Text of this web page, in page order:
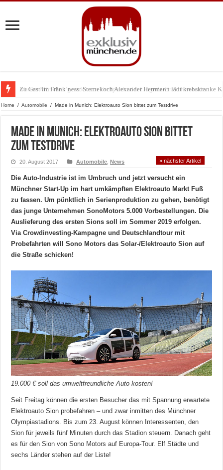
Zu Gast im Fränk’ness: Sternekoch Alexander Herrmann lädt krebskranke
Warum München gerade zum Treffpunkt der Lingerie-Branche wurde
Home / Automobile / Made in Munich: Elektroauto Sion bittet zum Testdrive
Made in Munich: Elektroauto Sion bittet
zum Testdrive
20. August 2017 Automobile ,News » nächster Artikel
Die Auto-Industrie ist im Umbruch und jetzt versucht ein
Münchner Start-Up im hart umkämpften Elektroauto Markt Fuß
zu fassen. Um pünktlich in Serienproduktion zu gehen, benötigt
das junge Unternehmen SonoMotors 5.000 Vorbestellungen. Die
Auslieferung des ersten Sions soll im Sommer 2019 erfolgen.
Via Crowdinvesting-Kampagne und Deutschlandtour mit
Probefahrten will Sono Motors das Solar-/Elektroauto Sion auf
die Straße schicken!
19.000 € soll das umweltfreundliche Auto kosten!
Seit Freitag können die ersten Besucher das mit Spannung erwartete
Elektroauto Sion probefahren – und zwar inmitten des Münchner
Olympiastadions. Bis zum 23. August können Interessenten, den
Sion für jeweils fünf Minuten durch das Stadion steuern. Danach geht
es für den Sion von Sono Motors auf Europa-Tour. Elf Städte und
sechs Länder stehen auf der Liste!